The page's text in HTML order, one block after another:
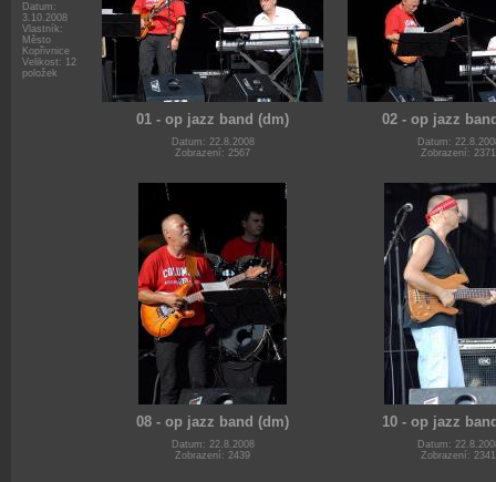
Datum:
3.10.2008
Vlastník:
Město
Kopřivnice
Velikost: 12
položek
01 - op jazz band (dm)
Datum: 22.8.2008
Zobrazení: 2567
02 - op jazz
Datum:
Zobrazení: 2371
08 - op jazz band (dm)
Datum: 22.8.2008
Zobrazení: 2439
10 - op jazz
Datum:
Zobrazení: 2341